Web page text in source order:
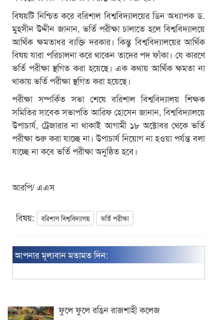
বিষয়টি নিশ্চিত করে বরিশাল বিশ্ববিদ্যালয়ের ডিন অধ্যাপক ড.
মুহসীন উদ্দীন জানান, ভর্তি পরীক্ষা চালাতে হলে বিশ্ববিদ্যালয়ে
আর্থিক ক্ষমতাধর ব্যক্তি দরকার। কিন্তু বিশ্ববিদ্যালয়ের আর্থিক
বিষয় যারা পরিচালনা করে থাকেন তাদের পদ ফাঁকা। যে কারণে
ভর্তি পরীক্ষা স্থগিত করা হয়েছে। এক কথায় আর্থিক ক্ষমতা না
থাকায় ভর্তি পরীক্ষা স্থগিত করা হয়েছে।
পরীক্ষা সম্পর্কিত সভা শেষে বরিশাল বিশ্ববিদ্যালয় শিক্ষক
সমিতির সাবেক সভাপতি আরিফ হোসেন জানান, বিশ্ববিদ্যালয়ে
উপাচার্য, ট্রেজারার না থাকাই আগামী ১৮ অক্টোবর থেকে ভর্তি
পরীক্ষা শুরু করা যাচ্ছে না। উপাচার্য নিয়োগ না হওয়া পর্যন্ত বলা
যাচ্ছে না কবে ভর্তি পরীক্ষা অনুষ্ঠিত হবে।
আরপি/ এএস
বিষয়: বরিশাল বিশ্ববিদ্যালয় ভর্তি পরীক্ষা
আপনার মূল্যবান মতামত দিন:
ফুলে ফুলে রঙিন রাজশাহী কলেজ